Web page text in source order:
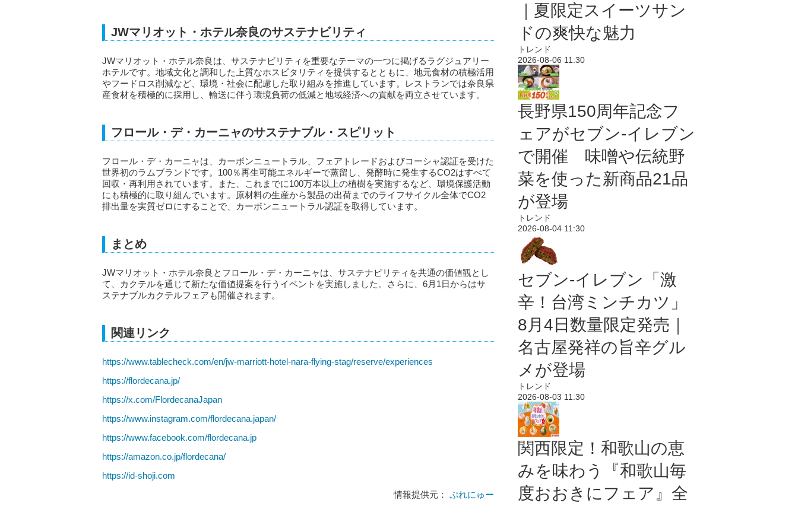
JWマリオット・ホテル奈良のサステナビリティ
JWマリオット・ホテル奈良は、サステナビリティを重要なテーマの一つに掲げるラグジュアリー
ホテルです。地域文化と調和した上質なホスピタリティを提供するとともに、地元食材の積極活用
やフードロス削減など、環境・社会に配慮した取り組みを推進しています。レストランでは奈良県
産食材を積極的に採用し、輸送に伴う環境負荷の低減と地域経済への貢献を両立させています。
フロール・デ・カーニャのサステナブル・スピリット
フロール・デ・カーニャは、カーボンニュートラル、フェアトレードおよびコーシャ認証を受けた
世界初のラムブランドです。100％再生可能エネルギーで蒸留し、発酵時に発生するCO2はすべて
回収・再利用されています。また、これまでに100万本以上の植樹を実施するなど、環境保護活動
にも積極的に取り組んでいます。原材料の生産から製品の出荷までのライフサイクル全体でCO2
排出量を実質ゼロにすることで、カーボンニュートラル認証を取得しています。
まとめ
JWマリオット・ホテル奈良とフロール・デ・カーニャは、サステナビリティを共通の価値観とし
て、カクテルを通じて新たな価値提案を行うイベントを実施しました。さらに、6月1日からはサ
ステナブルカクテルフェアも開催されます。
関連リンク
https://www.tablecheck.com/en/jw-marriott-hotel-nara-flying-stag/reserve/experiences
https://flordecana.jp/
https://x.com/FlordecanaJapan
https://www.instagram.com/flordecana.japan/
https://www.facebook.com/flordecana.jp
https://amazon.co.jp/flordecana/
https://id-shoji.com
情報提供元： ぷれにゅー
｜夏限定スイーツサン
ドの爽快な魅力
トレンド
2026-08-06 11:30
長野県150周年記念フ
ェアがセブン-イレブン
で開催 味噌や伝統野
菜を使った新商品21品
が登場
トレンド
2026-08-04 11:30
セブン-イレブン「激
辛！台湾ミンチカツ」
8月4日数量限定発売｜
名古屋発祥の旨辛グル
メが登場
トレンド
2026-08-03 11:30
関西限定！和歌山の恵
みを味わう『和歌山毎
度おおきにフェア』全